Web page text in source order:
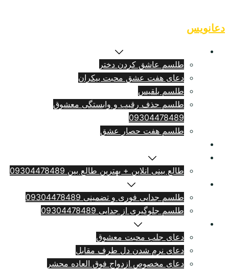
to
content
دعانویس
طلسم عاشق کردن دختر
دعای هفت عشق محبت بیکران
طلسم بلقيس
طلسم حذف رقیب و وابستگی معشوق
09304478489
طلسم هفت حصار عشق
طالع بینی انلاین + بهترین طالع بین 09304478489
طلسم جدایی فوری و تضمینی 09304478489
طلسم جلوگیری از جدایی 09304478489
دعای جلب محبت معشوق
دعای نرم شدن دل طرف مقابل
دعای مخصوص ازدواج فوق العاده محشر